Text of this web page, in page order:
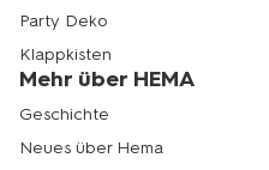
Party Deko
Klappkisten
Mehr über HEMA
Geschichte
Neues über Hema